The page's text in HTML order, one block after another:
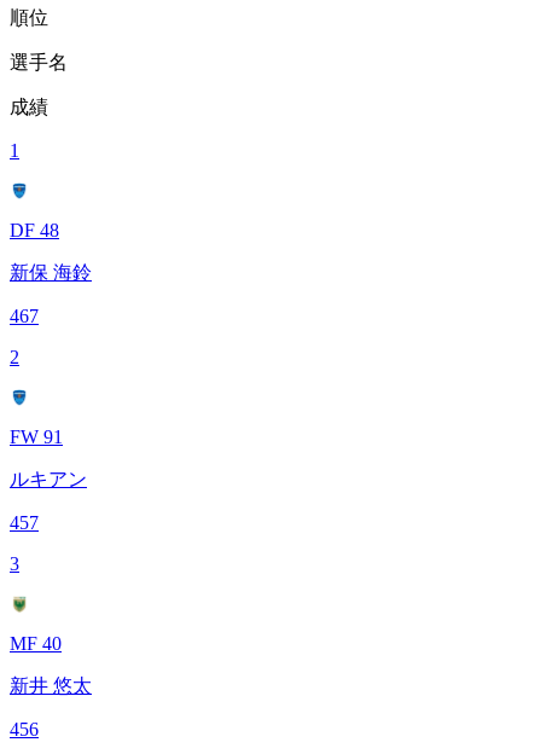
順位
選手名
成績
1
DF 48
新保 海鈴
467
2
FW 91
ルキアン
457
3
MF 40
新井 悠太
456